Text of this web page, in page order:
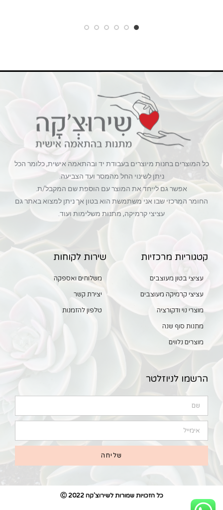
כל המוצרים בחנות מיוצרים בעבודת יד ובהתאמה אישית, כלומר הכל
ניתן לשינוי החל מהמסר ועד הצביעה.
אפשר גם לייחד את המוצר עם הוספת שם המקבל/ת.
החומר המרכזי שבו אני משתמשת הוא בטון אך ניתן למצוא באתר גם
עציצי קרמיקה, מתנות משלימות ועוד.
קטגוריות מרכזיות
עציצי בטון מעוצבים
עציצי קרמיקה מעוצבים
מוצרי נוי ודקורציה
מתנות סוף שנה
מוצרים נלווים
שירות לקוחות
משלוחים ואספקה
יצירת קשר
טלפון להזמנות
הרשמו לניוזלטר
שליחה
כל הזכויות שמורות לשירוצ'קה 2022 Ⓒ